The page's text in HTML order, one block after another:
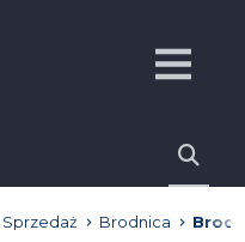
Sprzedaż Brodnica